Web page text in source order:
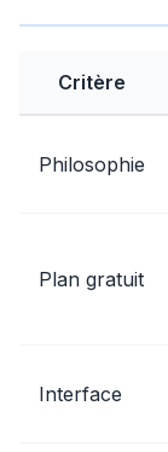
Critère
Philosophie
Plan gratuit
Interface